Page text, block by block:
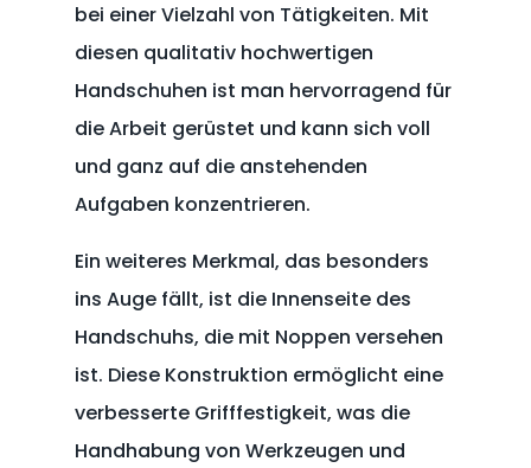
bei einer Vielzahl von Tätigkeiten. Mit
diesen qualitativ hochwertigen
Handschuhen ist man hervorragend für
die Arbeit gerüstet und kann sich voll
und ganz auf die anstehenden
Aufgaben konzentrieren.
Ein weiteres Merkmal, das besonders
ins Auge fällt, ist die Innenseite des
Handschuhs, die mit Noppen versehen
ist. Diese Konstruktion ermöglicht eine
verbesserte Grifffestigkeit, was die
Handhabung von Werkzeugen und